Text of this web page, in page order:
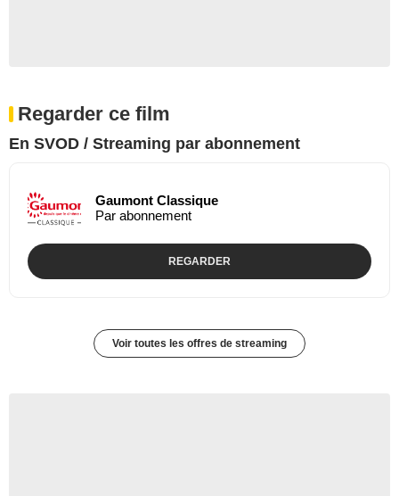
Regarder ce film
En SVOD / Streaming par abonnement
Gaumont Classique
Par abonnement
REGARDER
Voir toutes les offres de streaming